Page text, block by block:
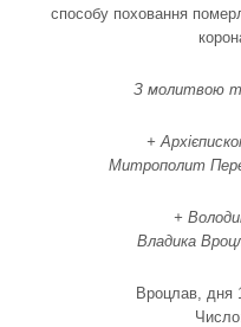
способу поховання
З молитвою
+
Митрополит
+
Владика
Вроцлав, дня